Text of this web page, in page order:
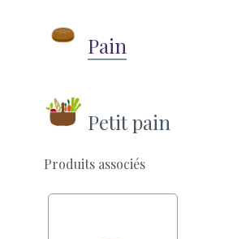
Pain
Petit pain
Produits associés